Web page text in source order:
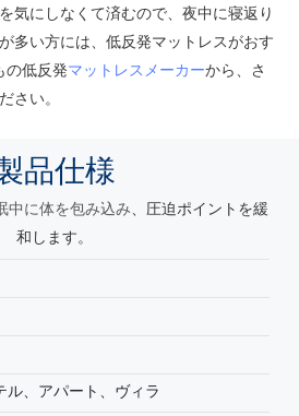
気にしなくて済むので、夜中に寝返り
多い方には、低反発マットレスがおす
の低反発マットレスメーカーから、さ
さい。
品仕様
中に体を包み込み、圧迫ポイントを緩
和します。
ル、アパート、ヴィラ